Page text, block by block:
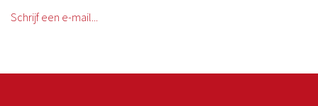
Schrijf een e-mail...